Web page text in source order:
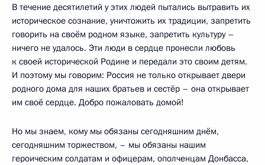
В течение десятилетий у этих людей пытались вытравить их
историческое сознание, уничтожить их традиции, запретить
говорить на своём родном языке, запретить культуру –
ничего не удалось. Эти люди в сердце пронесли любовь
к своей исторической Родине и передали это своим детям.
И поэтому мы говорим: Россия не только открывает двери
родного дома для наших братьев и сестёр – она открывает
им своё сердце. Добро пожаловать домой!
Но мы знаем, кому мы обязаны сегодняшним днём,
сегодняшним торжеством, – мы обязаны нашим
героическим солдатам и офицерам, ополченцам Донбасса,